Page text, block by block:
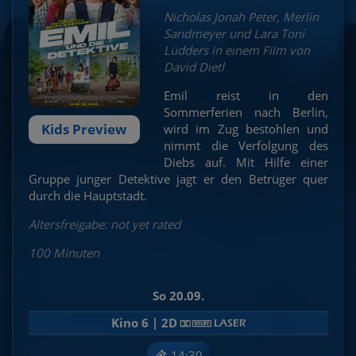
Kids Preview
Nicholas Jonah Peter, Merlin
Sandmeyer und Lara Toni
Lüdders in einem Film von
David Dietl
Emil reist in den
Sommerferien nach Berlin,
wird im Zug bestohlen und
nimmt die Verfolgung des
Diebs auf. Mit Hilfe einer
Gruppe junger Detektive jagt er den Betrüger quer
durch die Hauptstadt.
Altersfreigabe: not yet rated
100 Minuten
So 20.09.
Kino 6 | 2D